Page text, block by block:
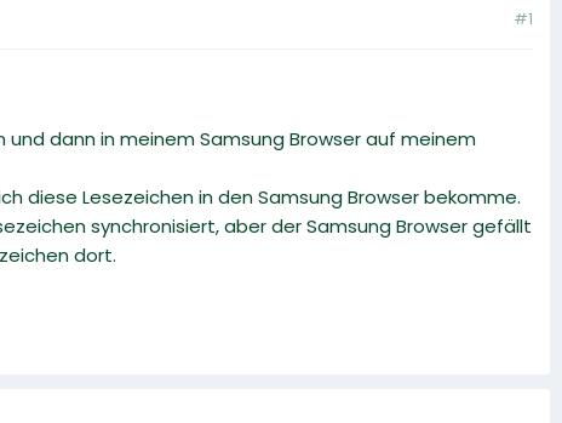
#1
dann in meinem Samsung Browser auf meinem
diese Lesezeichen in den Samsung Browser bekomme.
synchronisiert, aber der Samsung Browser gefällt
dort.